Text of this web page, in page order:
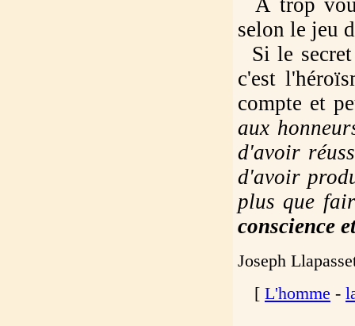
A trop
selon le jeu
Si le
c'est
compte et
aux
d'avoir
d'avoir
plus que
conscience
Joseph
[ L'homme -